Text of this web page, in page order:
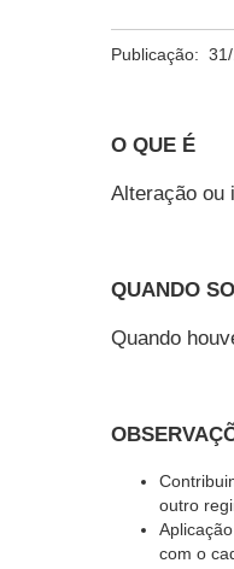
Publicação:
O QUE É
Alteração ou
QUANDO
Quando
outro
com o